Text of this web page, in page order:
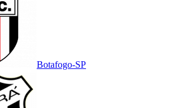
Botafogo-SP